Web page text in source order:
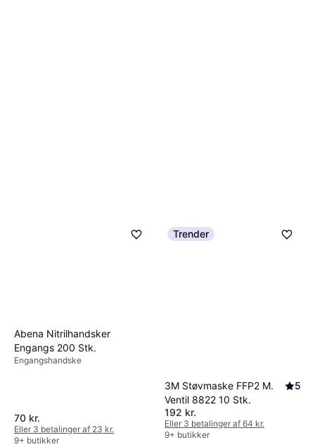
Abena Nitrilhandsker
Engangs 200 Stk.
Engangshandske
70 kr.
Eller 3 betalinger af 23 kr.
9+ butikker
Trender
3M Støvmaske FFP2 M.
Ventil 8822 10 Stk.
5
192 kr.
Eller 3 betalinger af 64 kr.
9+ butikker